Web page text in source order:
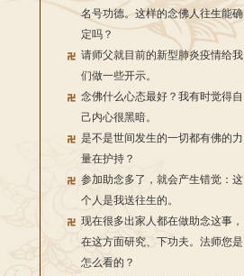
名号功德。这样的念佛人往生能确
定吗？
请师父就目前的新型肺炎疫情给我
们做一些开示。
念佛什么心态最好？我有时觉得自
己内心很黑暗。
是不是世间发生的一切都有佛的力
量在护持？
参加助念多了，就会产生错觉：这
个人是我送往生的。
现在很多出家人都在做助念这事，
在这方面研究、下功夫。法师您是
怎么看的？